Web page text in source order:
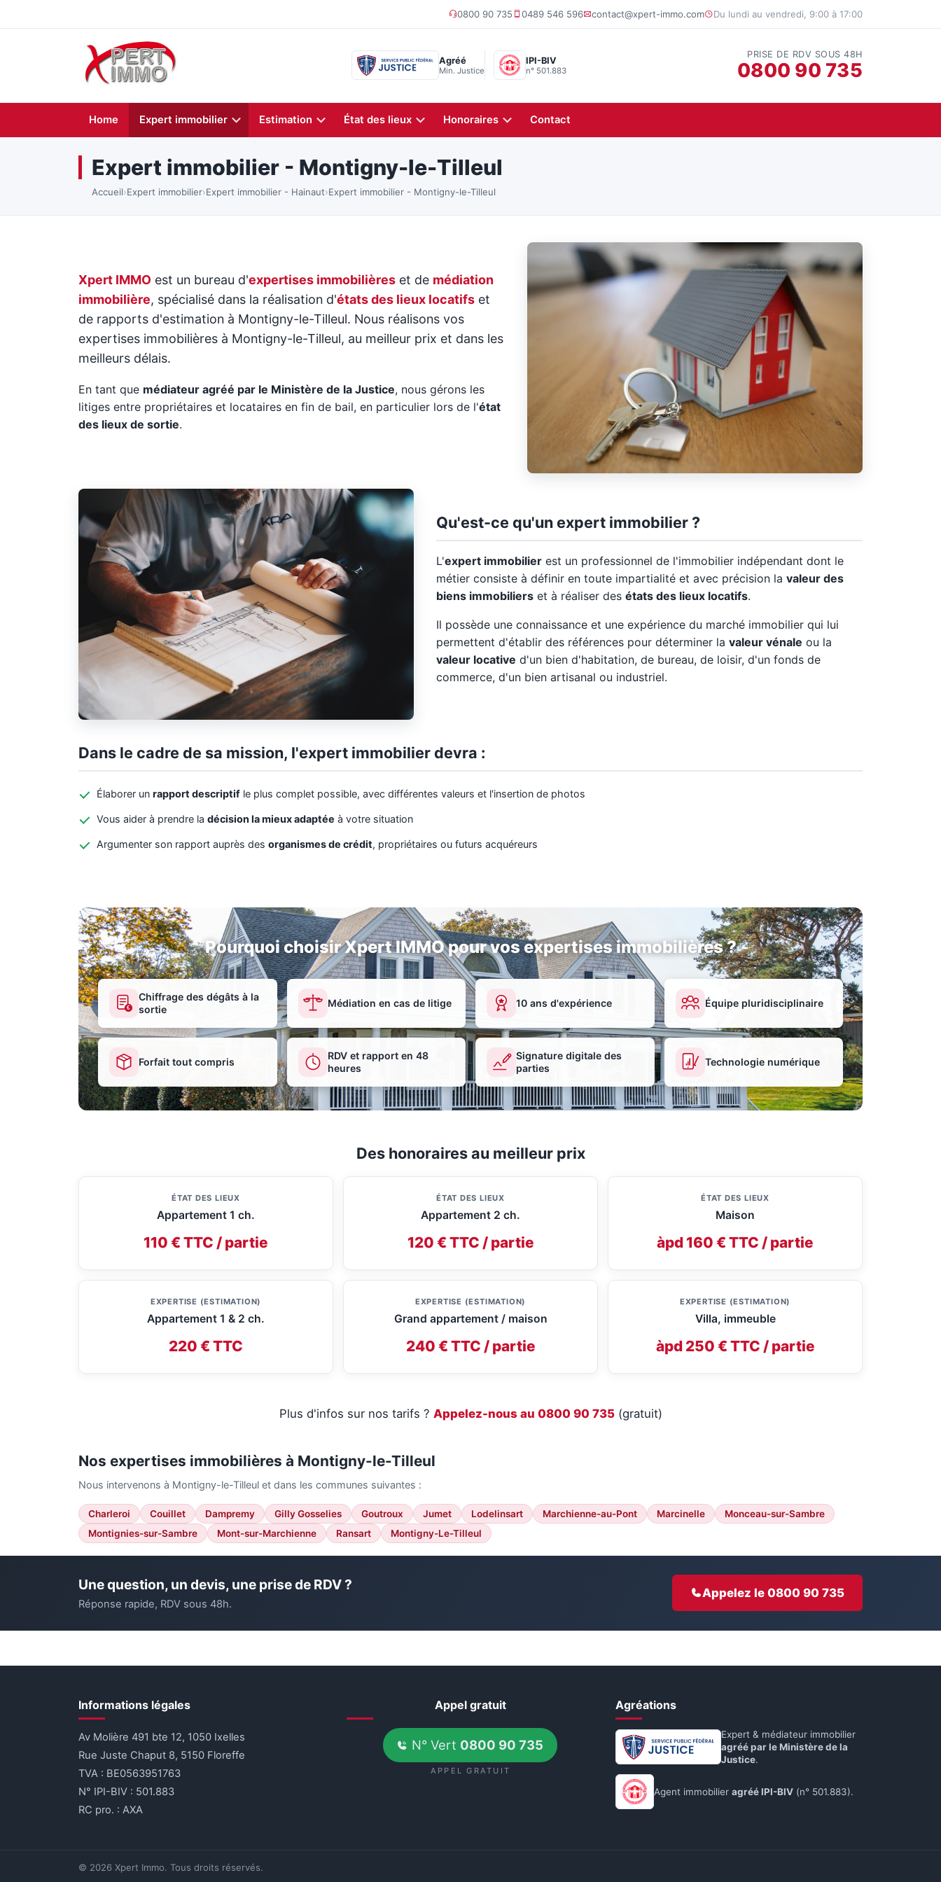
0800 90 735 0489 546 596 contact@xpert-immo.com Du lundi au vendredi, 9:00 à 17:00
Agréé
Min. Justice
IPI-BIV
n° 501.883
PRISE DE RDV SOUS 48H
0800 90 735
Home Expert immobilier Estimation État des lieux Honoraires Contact
Expert immobilier - Montigny-le-Tilleul
Accueil›Expert immobilier›Expert immobilier - Hainaut›Expert immobilier - Montigny-le-Tilleul
Xpert IMMO est un bureau d'expertises immobilières et de médiation
immobilière, spécialisé dans la réalisation d'états des lieux locatifs et
de rapports d'estimation à Montigny-le-Tilleul. Nous réalisons vos
expertises immobilières à Montigny-le-Tilleul, au meilleur prix et dans les
meilleurs délais.
En tant que médiateur agréé par le Ministère de la Justice, nous gérons les
litiges entre propriétaires et locataires en fin de bail, en particulier lors de l'état
des lieux de sortie.
Qu'est-ce qu'un expert immobilier ?
L'expert immobilierest un professionnel de l'immobilier indépendant dont le
métier consiste à définir en toute impartialité et avec précision la valeur des
biens immobilierset à réaliser des états des lieux locatifs.
Il possède une connaissance et une expérience du marché immobilier qui lui
permettent d'établir des références pour déterminer la valeur vénale ou la
valeur locative d'un bien d'habitation, de bureau, de loisir, d'un fonds de
commerce, d'un bien artisanal ou industriel.
Dans le cadre de sa mission, l'expert immobilier devra :
Élaborer un rapport descriptif le plus complet possible, avec différentes valeurs et l'insertion de photos
Vous aider à prendre la décision la mieux adaptée à votre situation
Argumenter son rapport auprès des organismes de crédit, propriétaires ou futurs acquéreurs
Pourquoi choisir Xpert IMMO pour vos expertises immobilières ?
€
Chiffrage des dégâts à la
sortie
Médiation en cas de litige 10 ans d'expérience Équipe pluridisciplinaire
Forfait tout compris
RDV et rapport en 48
heures
Signature digitale des
parties
Technologie numérique
Des honoraires au meilleur prix
ÉTAT DES LIEUX
Appartement 1 ch.
110 € TTC / partie
ÉTAT DES LIEUX
Appartement 2 ch.
120 € TTC / partie
ÉTAT DES LIEUX
Maison
àpd 160 € TTC / partie
EXPERTISE (ESTIMATION)
Appartement 1 & 2 ch.
220 € TTC
EXPERTISE (ESTIMATION)
Grand appartement / maison
240 € TTC / partie
EXPERTISE (ESTIMATION)
Villa, immeuble
àpd 250 € TTC / partie
Plus d'infos sur nos tarifs ? Appelez-nous au 0800 90 735(gratuit)
Nos expertises immobilières à Montigny-le-Tilleul
Nous intervenons à Montigny-le-Tilleul et dans les communes suivantes :
Charleroi Couillet Dampremy Gilly Gosselies Goutroux Jumet Lodelinsart Marchienne-au-Pont Marcinelle
Monceau-sur-Sambre
Montignies-sur-Sambre
Mont-sur-Marchienne Ransart Montigny-Le-Tilleul
Une question, un devis, une prise de RDV ?
Réponse rapide, RDV sous 48h.
Appelez le 0800 90 735
Informations légales
Av Molière 491 bte 12, 1050 Ixelles
Rue Juste Chaput 8, 5150 Floreffe
TVA : BE0563951763
N° IPI-BIV : 501.883
RC pro. : AXA
Appel gratuit
N° Vert 0800 90 735
APPEL GRATUIT
Agréations
Expert & médiateur immobilier
agréé par le Ministère de la
Justice.
Agent immobilieragréé IPI-BIV (n° 501.883).
© 2026 Xpert Immo. Tous droits réservés.